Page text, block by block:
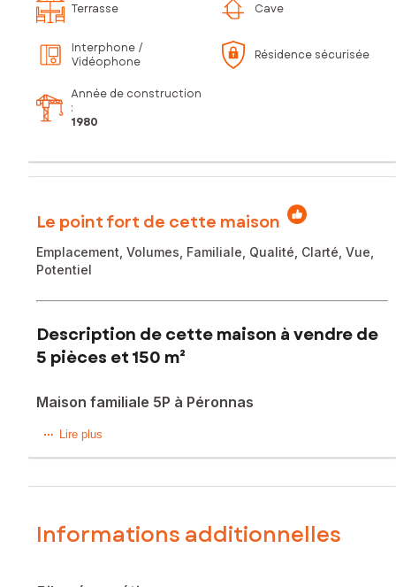
Terrasse Cave
Interphone /
Vidéophone
Résidence sécurisée
Année de construction
:
1980
Le point fort de cette maison
Emplacement, Volumes, Familiale, Qualité, Clarté, Vue,
Potentiel
Description de cette maison à vendre de
5 pièces et 150 m²
Maison familiale 5P à Péronnas
Située à Péronnas, cette maison familiale 5P offre un cadre
lycées, collèges et crèches, elle est également bien
bus et de train à proximité. De plus, la fibre optique est
disponible, garantissant une connectivité rapide et fiable
Lire plus
Informations additionnelles